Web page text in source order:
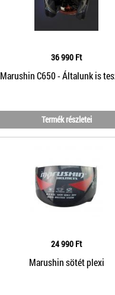
36 990 Ft
Marushin C650 - Általunk is
Termék részletei
24 990 Ft
Marushin sötét plexi